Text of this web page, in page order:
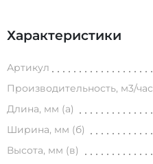
Характеристики
Артикул
Производительность, м3/час
Длина, мм (а)
Ширина, мм (б)
Высота, мм (в)